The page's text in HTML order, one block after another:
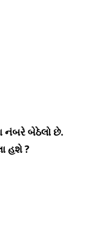
નંબરે બેઠેલો છે.
હશે ?